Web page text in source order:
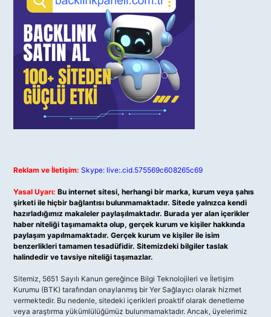
Reklam ve İletişim: Skype: live:.cid.575569c608265c69
Yasal Uyarı: Bu internet sitesi, herhangi bir marka, kurum veya şahıs
şirketi ile hiçbir bağlantısı bulunmamaktadır. Sitede yalnızca kendi
hazırladığımız makaleler paylaşılmaktadır. Burada yer alan içerikler
haber niteliği taşımamakta olup, gerçek kurum ve kişiler hakkında
paylaşım yapılmamaktadır. Gerçek kurum ve kişiler ile isim
benzerlikleri tamamen tesadüfidir. Sitemizdeki bilgiler taslak
halindedir ve tavsiye niteliği taşımazlar.
Sitemiz, 5651 Sayılı Kanun gereğince Bilgi Teknolojileri ve İletişim
Kurumu (BTK) tarafından onaylanmış bir Yer Sağlayıcı olarak hizmet
vermektedir. Bu nedenle, sitedeki içerikleri proaktif olarak denetleme
veya araştırma yükümlülüğümüz bulunmamaktadır. Ancak, üyelerimiz